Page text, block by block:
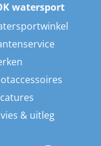
watersport
& uitleg